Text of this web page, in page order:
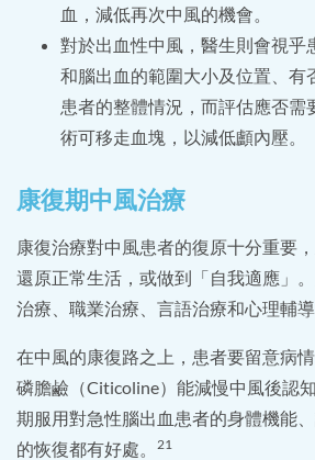
血，減低再次中風的機會。
對於出血性中風，醫生則會視乎
和腦出血的範圍大小及位置、有
患者的整體情況，而評估應否需
術可移走血塊，以減低顱內壓。
康復期中風治療
康復治療對中風患者的復原十分重要
還原正常生活，或做到「自我適應」
治療、職業治療、言語治療和心理輔導
在中風的康復路之上，患者要留意病
磷膽鹼（Citicoline）能減慢中風後認
期服用對急性腦出血患者的身體機能
的恢復都有好處。
21